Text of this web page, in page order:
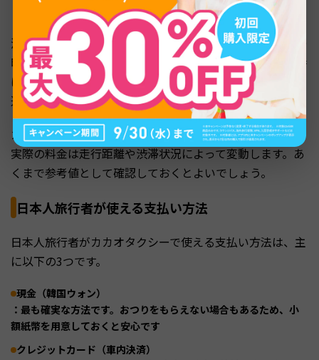
と比較すると、かなり手頃な料金設定です。
深夜は割増料金が適用されるため注意が必要です。午後10
時〜11時と午前2時〜4時は20%割増、午後11時〜午前2時
は40%割増となります。深夜にタクシーを利用する際は、
通常より料金が高くなることを覚えておきましょう。
カカオタクシーでは配車前に目安料金が表示されますが、
実際の料金は走行距離や渋滞状況によって変動します。あ
くまで参考値として確認しておくとよいでしょう。
日本人旅行者が使える支払い方法
日本人旅行者がカカオタクシーで使える支払い方法は、主
に以下の3つです。
現金（韓国ウォン）
：最も確実な方法です。おつりをもらえない場合もあるため、小
額紙幣を用意しておくと安心です
クレジットカード（車内決済）